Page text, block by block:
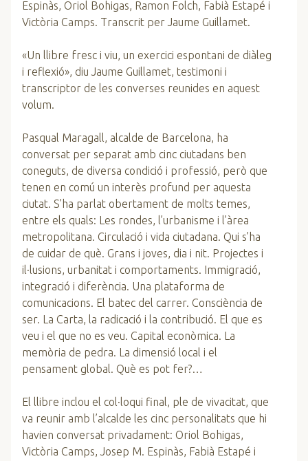
Espinàs, Oriol Bohigas, Ramon Folch, Fabià Estapé i
Victòria Camps. Transcrit per Jaume Guillamet.
«Un llibre fresc i viu, un exercici espontani de diàleg
i reflexió», diu Jaume Guillamet, testimoni i
transcriptor de les converses reunides en aquest
volum.
Pasqual Maragall, alcalde de Barcelona, ha
conversat per sepa­rat amb cinc ciutadans ben
coneguts, de diversa condició i professió, però que
tenen en comú un interès profund per aquesta
ciutat. S’ha parlat obertament de molts temes,
entre els quals: Les rondes, l’urbanisme i l’àrea
metropolitana. Circulació i vida ciutadana. Qui s’ha
de cuidar de què. Grans i joves, dia i nit. Projectes i
il·lusions, urbanitat i comportaments. Immigració,
in­tegració i diferència. Una plataforma de
comunicacions. El batec del carrer. Consciència de
ser. La Carta, la radicació i la contribució. El que es
veu i el que no es veu. Capital econòmica. La
memòria de pedra. La dimensió local i el
pensament global. Què es pot fer?…
El llibre inclou el col·loqui final, ple de vivacitat, que
va reunir amb l’alcalde les cinc personalitats que hi
havien conversat privadament: Oriol Bohigas,
Victòria Camps, Josep M. Espinàs, Fabià Estapé i